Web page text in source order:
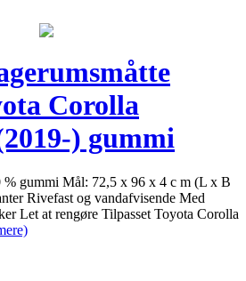
Corolla
) gummi
% gummi Mål: 72,5 x 96 x 4 c m (L x B
Rivefast og vandafvisende Med
Let at rengøre Tilpasset Toyota Corolla